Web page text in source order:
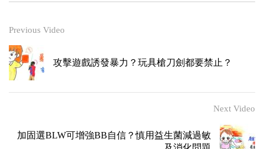
Previous Video
攻擊遊戲誘發暴力？玩具槍刀劍都要禁止？
Next Video
加固選BLW可增強BB自信？慎用益生菌減過敏